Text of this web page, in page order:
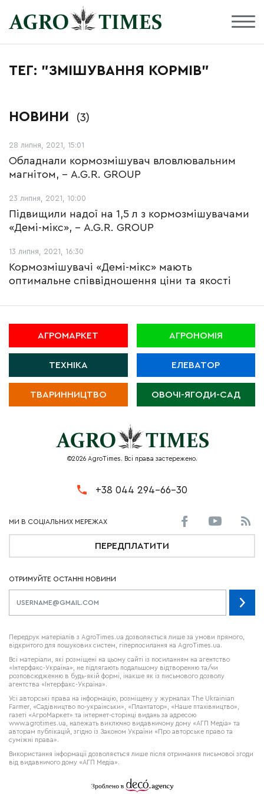
ТЕГ: "ЗМІШУВАННЯ КОРМІВ"
НОВИНИ (3)
28 липня, 2021, 15:01
Обладнали кормозмішувач вловлювальним
магнітом, - A.G.R. GROUP
23 липня, 2021, 10:00
Підвищили надої на 1,5 л з кормозмішувачами
«Демі-мікс», - A.G.R. GROUP
13 липня, 2021, 16:30
Кормозмішувачі «Демі-мікс» мають
оптимальне співвідношення ціни та якості
АГРОМАРКЕТ АГРОНОМІЯ
ТЕХНІКА ЕЛЕВАТОР
ТВАРИННИЦТВО ОВОЧІ-ЯГОДИ-САД
©2026 AgroTimes. Всі права застережено.
+38 044 294-66-30
ПЕРЕДПЛАТИТИ
ОТРИМУЙТЕ ОСТАННІ НОВИНИ
Передрук матеріалів з AgroTimes.ua дозволяється лише за умови прямого,
відкритого для пошукових систем, гіперпосилання на AgroTimes.ua.
Всі матеріали, які розміщені на цьому сайті із посиланням на агентство
«Інтерфакс-Україна», не підлягають подальшому відтворенню та/чи
розповсюдженню в будь-якій формі, інакше як із письмового дозволу
агентства «Інтерфакс-Україна».
Усі авторські права на інформацію, розміщену у журналах The Ukrainian
Farmer , «Садівництво по-українськи», «Плантатор», «Наше птахівництво»,
газеті «АгроМаркет» та інтернет-сторінці видань за адресою
www.agrotimes.ua,
належать виключно видавничому дому «АГП Медіа» та
авторам публікацій, згідно із Законом України «Про авторське право та
суміжні права».
Використання інформації дозволяється лише після отримання письмової згоди
від видавничого дому «АГП Медіа».